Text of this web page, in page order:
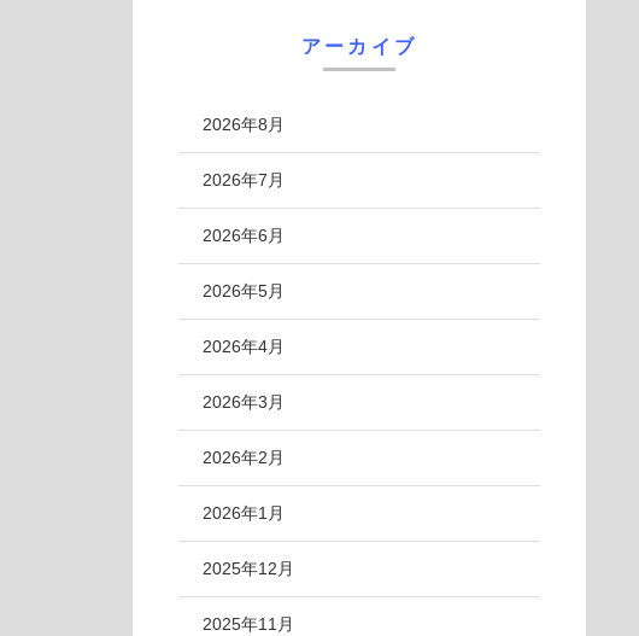
アーカイブ
2026年8月
2026年7月
2026年6月
2026年5月
2026年4月
2026年3月
2026年2月
2026年1月
2025年12月
2025年11月